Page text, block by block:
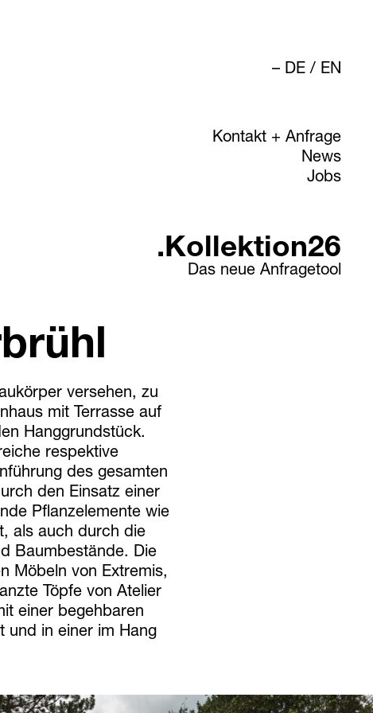
DE/ EN
Kontakt + Anfrage
News
Jobs
.Kollektion26
Das neue Anfragetool
versehen, zu
mit Terrasse auf
Hanggrundstück.
respektive
des gesamten
den Einsatz einer
Pflanzelemente wie
als auch durch die
Baumbestände. Die
Möbeln von Extremis,
Töpfe von Atelier
einer begehbaren
und in einer im Hang